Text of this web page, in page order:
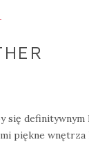
się definitywnym
piękne